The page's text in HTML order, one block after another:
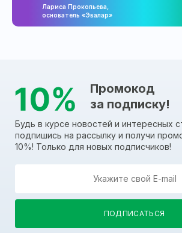
Лариса Прокопьева,
основатель «Эвалар»
Промокод
за подписку!
Будь в курсе новостей и интересных
подпишись на рассылку и получи
10%! Только для новых подписчиков!